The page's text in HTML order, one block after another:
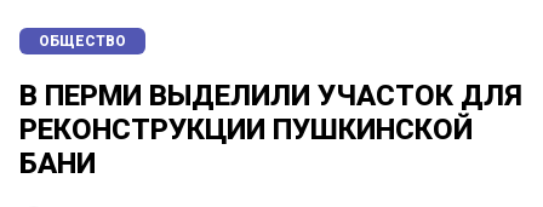
ОБЩЕСТВО
В ПЕРМИ ВЫДЕЛИЛИ УЧАСТОК ДЛЯ
РЕКОНСТРУКЦИИ ПУШКИНСКОЙ
БАНИ